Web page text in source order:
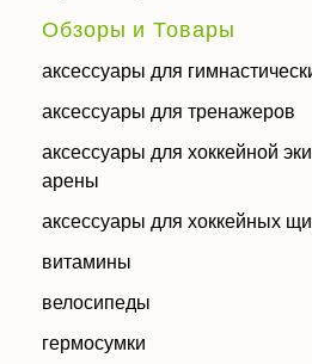
Обзоры и Товары
аксессуары для
аксессуары для тренажеров
аксессуары для хоккейной
арены
аксессуары для хоккейных
витамины
велосипеды
гермосумки